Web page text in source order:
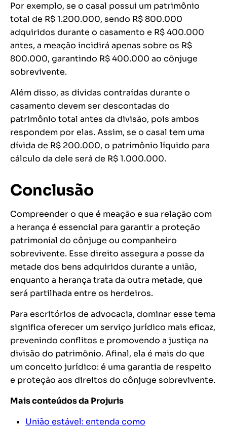
Por exemplo, se o casal possui um patrimônio
total de R$ 1.200.000, sendo R$ 800.000
adquiridos durante o casamento e R$ 400.000
antes, a meação incidirá apenas sobre os R$
800.000, garantindo R$ 400.000 ao cônjuge
sobrevivente.
Além disso, as dívidas contraídas durante o
casamento devem ser descontadas do
patrimônio total antes da divisão, pois ambos
respondem por elas. Assim, se o casal tem uma
dívida de R$ 200.000, o patrimônio líquido para
cálculo da dele será de R$ 1.000.000.
Conclusão
Compreender o que é meação e sua relação com
a herança é essencial para garantir a proteção
patrimonial do cônjuge ou companheiro
sobrevivente. Esse direito assegura a posse da
metade dos bens adquiridos durante a união,
enquanto a herança trata da outra metade, que
será partilhada entre os herdeiros.
Para escritórios de advocacia, dominar esse tema
significa oferecer um serviço jurídico mais eficaz,
prevenindo conflitos e promovendo a justiça na
divisão do patrimônio. Afinal, ela é mais do que
um conceito jurídico: é uma garantia de respeito
e proteção aos direitos do cônjuge sobrevivente.
Mais conteúdos da Projuris
União estável: entenda como